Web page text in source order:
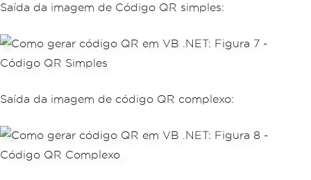
Saída da imagem de Código QR simples:
Saída da imagem de código QR complexo: